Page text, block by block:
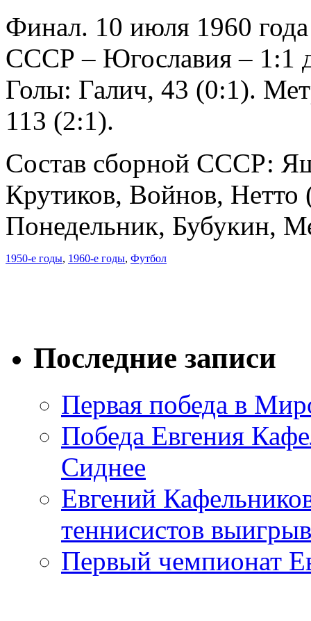
Финал. 10 июля 1960 года
СССР – Югославия – 1:1
Голы: Галич, 43 (0:1).
113 (2:1).
Состав сборной СССР:
Крутиков, Войнов,
Понедельник, Бубукин,
1950-е годы, 1960-е годы, Футбол
Последние записи
Первая победа в
Победа Евгения
Сиднее
Евгений
теннисистов
Первый чемпионат